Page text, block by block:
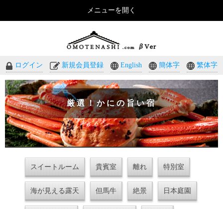
ログイン 新規会員登録 English 簡体字 繁体字
厳選！かにの旨い宿
スイートルーム 貴賓室 離れ 特別室
海が見える露天 但馬牛 絶景 日本庭園
メニューを開く